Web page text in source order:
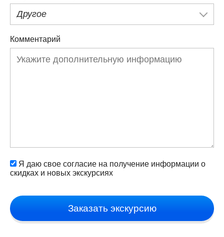
Другое
Комментарий
Я даю свое согласие на получение информации о
скидках и новых экскурсиях
Заказать экскурсию